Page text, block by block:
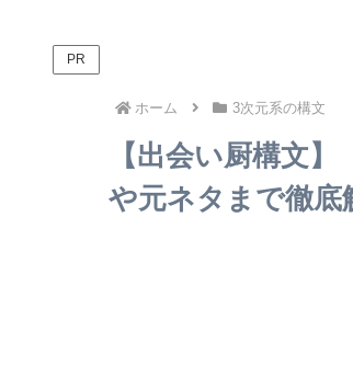
PR
ホーム 3次元系の構文
【出会い厨構文
や元ネタまで徹底